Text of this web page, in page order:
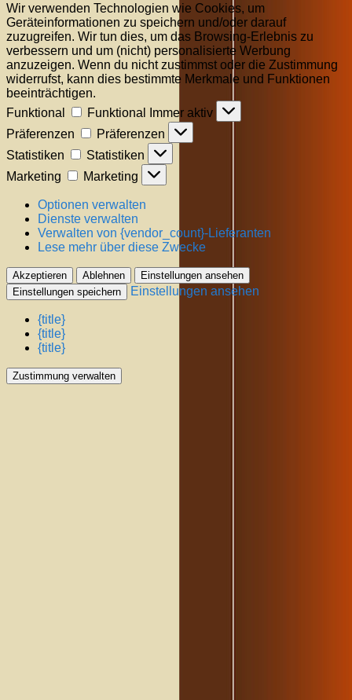
Wir verwenden Technologien wie Cookies, um
Geräteinformationen zu speichern und/oder darauf
zuzugreifen. Wir tun dies, um das Browsing-Erlebnis zu
verbessern und um (nicht) personalisierte Werbung
anzuzeigen. Wenn du nicht zustimmst oder die Zustimmung
widerrufst, kann dies bestimmte Merkmale und Funktionen
beeinträchtigen.
Funktional
Funktional
Immer aktiv
Präferenzen
Präferenzen
Statistiken
Statistiken
Marketing
Marketing
Optionen verwalten
Dienste verwalten
Verwalten von {vendor_count}-Lieferanten
Lese mehr über diese Zwecke
Akzeptieren Ablehnen
Einstellungen ansehen
Einstellungen speichern
Einstellungen ansehen
{title}
{title}
{title}
Zustimmung verwalten